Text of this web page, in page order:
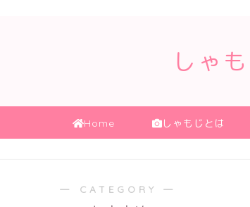
しゃ
Home しゃもじとは
― CATEGORY ―